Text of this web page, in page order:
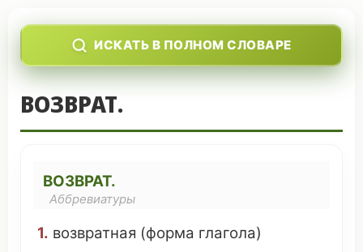
ИСКАТЬ В ПОЛНОМ СЛОВАРЕ
ВОЗВРАТ.
ВОЗВРАТ.
Аббревиатуры
1. возвратная (форма глагола)